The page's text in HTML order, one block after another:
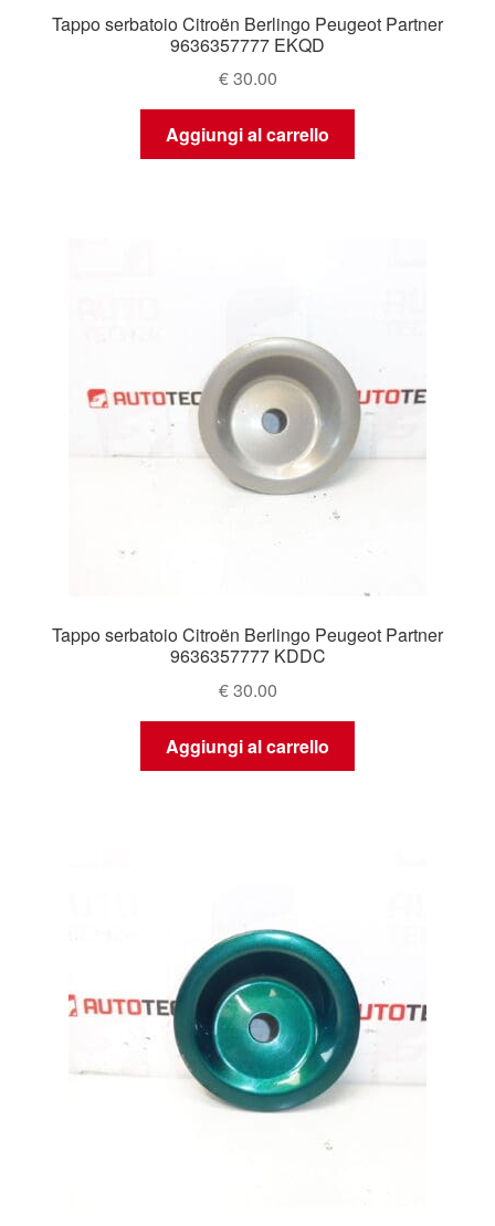
Tappo serbatoio Citroën Berlingo Peugeot Partner
9636357777 EKQD
€30.00
Aggiungi al carrello
Tappo serbatoio Citroën Berlingo Peugeot Partner
9636357777 KDDC
€30.00
Aggiungi al carrello